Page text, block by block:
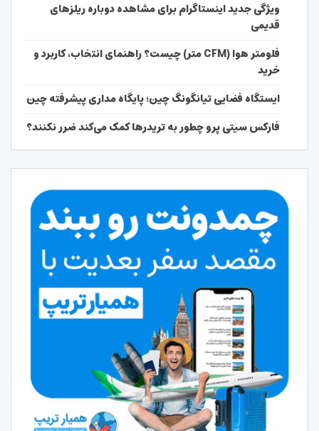
ویژگی جدید اینستاگرام برای مشاهده دوباره ریلزهای
قدیمی
فلومتر هوا (CFM متر) چیست؟ راهنمای انتخاب، کاربرد و
خرید
ایستگاه فضایی تیانگونگ چین؛ پایگاه مداری پیشرفته چین
فارکس سیتی پرو چطور به تریدرها کمک می‌کند ضرر نکنند؟